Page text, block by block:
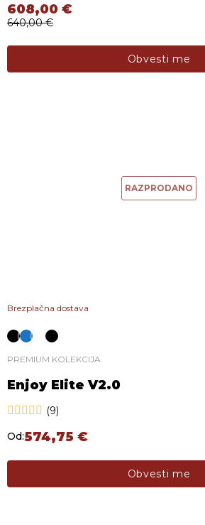
640,00€
608,00 €
Obvesti me
RAZPRODANO
Brezplačna dostava
PREMIUM KOLEKCIJA
Enjoy Elite V2.0
(9)
Od:574,75 €
Obvesti me
Ta izdelek ima več različic.